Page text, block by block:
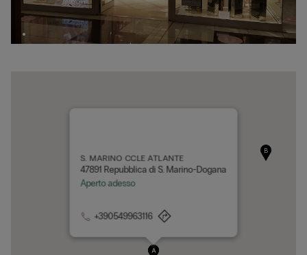
A
B
S. MARINO CCLE ATLANTE
47891 Repubblica di S. Marino-Dogana
Aperto adesso
+390549963116